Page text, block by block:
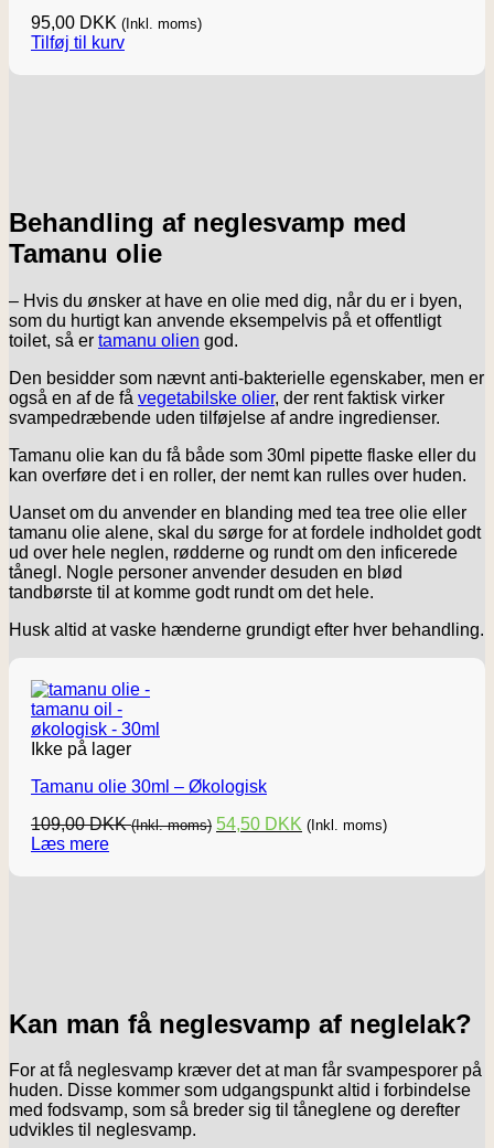
95,00 DKK (Inkl. moms)
Tilføj til kurv
Behandling af neglesvamp med
Tamanu olie
– Hvis du ønsker at have en olie med dig, når du er i byen,
som du hurtigt kan anvende eksempelvis på et offentligt
toilet, så er tamanu olien god.
Den besidder som nævnt anti-bakterielle egenskaber, men er
også en af de få vegetabilske olier, der rent faktisk virker
svampedræbende uden tilføjelse af andre ingredienser.
Tamanu olie kan du få både som 30ml pipette flaske eller du
kan overføre det i en roller, der nemt kan rulles over huden.
Uanset om du anvender en blanding med tea tree olie eller
tamanu olie alene, skal du sørge for at fordele indholdet godt
ud over hele neglen, rødderne og rundt om den inficerede
tånegl. Nogle personer anvender desuden en blød
tandbørste til at komme godt rundt om det hele.
Husk altid at vaske hænderne grundigt efter hver behandling.
Ikke på lager
Tamanu olie 30ml – Økologisk
109,00DKK (Inkl. moms) 54,50 DKK (Inkl. moms)
Læs mere
Kan man få neglesvamp af neglelak?
For at få neglesvamp kræver det at man får svampesporer på
huden. Disse kommer som udgangspunkt altid i forbindelse
med fodsvamp, som så breder sig til tåneglene og derefter
udvikles til neglesvamp.